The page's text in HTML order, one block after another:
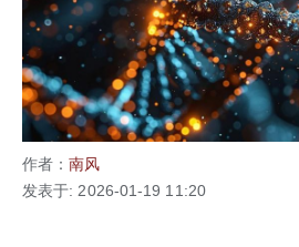
产品评测
延寿天梯榜
作者：南风
发表于: 2026-01-19 11:20